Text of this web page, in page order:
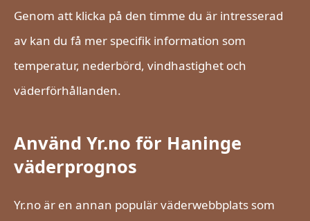
Genom att klicka på den timme du är intresserad
av kan du få mer specifik information som
temperatur, nederbörd, vindhastighet och
väderförhållanden.
Använd Yr.no för Haninge
väderprognos
Yr.no är en annan populär väderwebbplats som